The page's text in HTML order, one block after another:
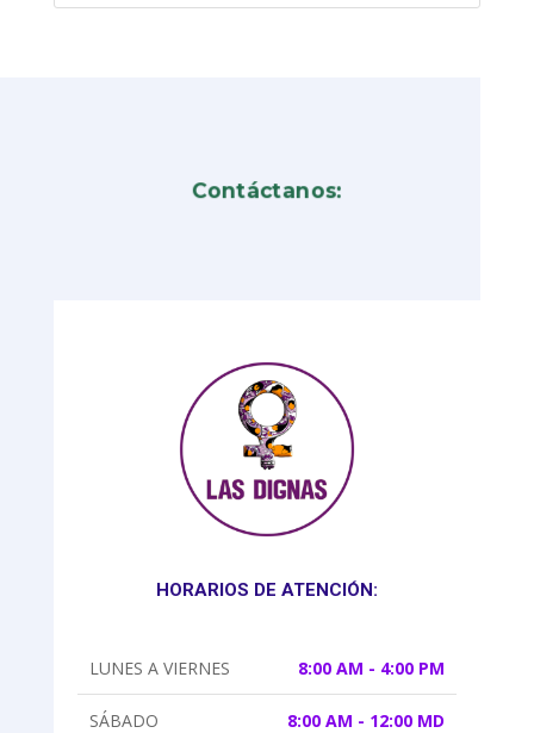
Contáctanos:
HORARIOS DE ATENCIÓN:
LUNES A VIERNES 8:00 AM - 4:00 PM
SÁBADO 8:00 AM - 12:00 MD